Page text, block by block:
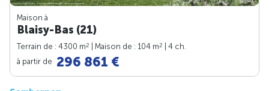
Maison à
Blaisy-Bas (21)
Terrain de : 4300 m2 | Maison de : 104 m2
| 4 ch.
à partir de 296 861 €